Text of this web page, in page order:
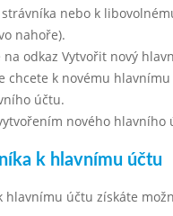
nebo k
nahoře).
odkaz Vytvořit nový
chcete k novému
účtu.
nového hlavního
k hlavnímu účtu
účtu získáte